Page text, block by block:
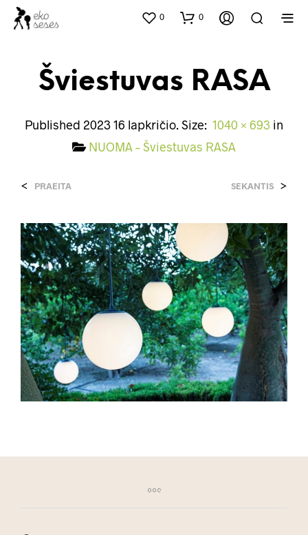
0 0
Šviestuvas RASA
Published 2023 16 lapkričio. Size: 1040 × 693 in
NUOMA – Šviestuvas RASA
< PRAEITA SEKANTIS >